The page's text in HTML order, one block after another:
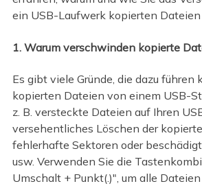
ein USB-Laufwerk kopierten
1. Warum verschwinden kopierte
Es gibt viele Gründe, die dazu führen
kopierten Dateien von einem USB-
z. B. versteckte Dateien auf Ihren
versehentliches Löschen der
fehlerhafte Sektoren oder
usw. Verwenden Sie die
Umschalt + Punkt(.)", um alle